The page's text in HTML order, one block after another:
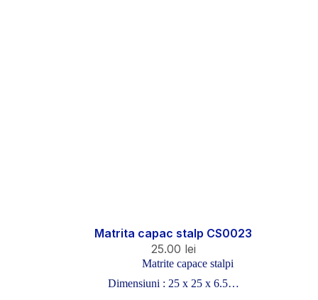
Matrita capac stalp CS0023
25.00 lei
Matrite capace stalpi
Dimensiuni : 25 x 25 x 6.5…